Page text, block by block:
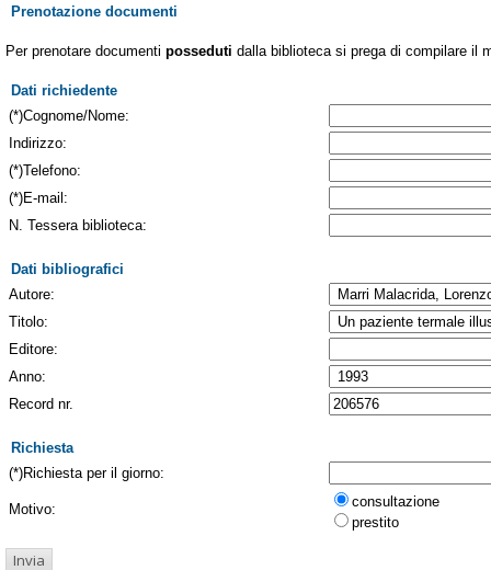
Prenotazione documenti
Per prenotare documenti posseduti dalla biblioteca si prega di compilare il
Dati richiedente
(*)Cognome/Nome:
Indirizzo:
(*)Telefono:
(*)E-mail:
N. Tessera biblioteca:
Dati bibliografici
Autore:
Titolo:
Editore:
Anno:
Record nr.
Richiesta
(*)Richiesta per il giorno:
Motivo:
consultazione
prestito